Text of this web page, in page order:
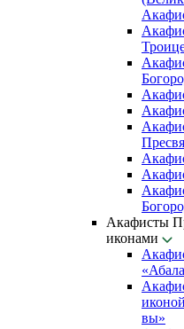
Акафисты
иконами
вы»